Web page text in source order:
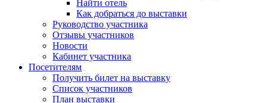
Найти отель
Как добраться до выставки
Руководство участника
Отзывы участников
Новости
Кабинет участника
Посетителям
Получить билет на выставку
Список участников
План выставки